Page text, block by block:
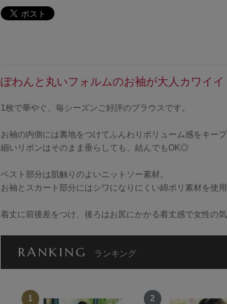
ぽわんと丸いフォルムのお袖が大人カワイイ
1枚で華やぐ、毎シーズンご好評のブラウスです。
お袖の内側には裏地をつけてふんわりボリューム感をキープ
細いリボンはそのまま垂らしても、結んでもOK◎
ベスト部分は肌触りのよいニットソー素材。
お袖とスカート部分にはシワになりにくい綿ポリ素材を使
着丈に前後差をつけ、後ろはお尻にかかる着丈感で女性の
RANKING ランキング
1 2